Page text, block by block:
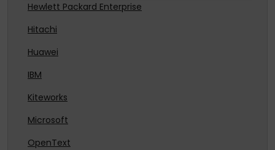
Hewlett Packard Enterprise
Hitachi
Huawei
IBM
Kiteworks
Microsoft
OpenText